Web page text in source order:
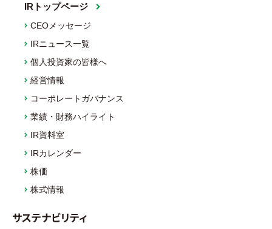
IRトップページ
CEOメッセージ
IRニュース一覧
個人投資家の皆様へ
経営情報
コーポレートガバナンス
業績・財務ハイライト
IR資料室
IRカレンダー
株価
株式情報
サステナビリティ